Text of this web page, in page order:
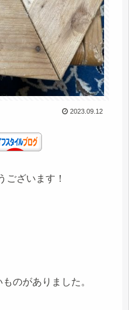
2023.09.12
ございます！
のがありました。